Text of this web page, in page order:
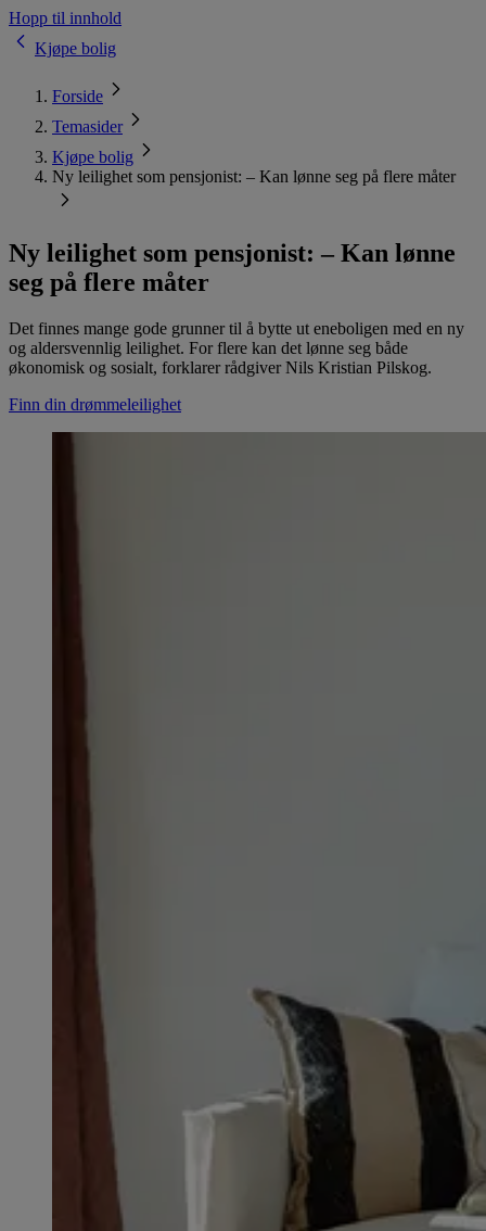
Hopp til innhold
Kjøpe bolig
Forside
Temasider
Kjøpe bolig
Ny leilighet som pensjonist: – Kan lønne seg på flere måter
Ny leilighet som pensjonist: – Kan lønne
seg på flere måter
Det finnes mange gode grunner til å bytte ut eneboligen med en ny
og aldersvennlig leilighet. For flere kan det lønne seg både
økonomisk og sosialt, forklarer rådgiver Nils Kristian Pilskog.
Finn din drømmeleilighet